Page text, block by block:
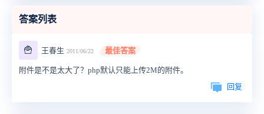
答案列表
🍟 王春生 2011/06/22 最佳答案
附件是不是太大了？php默认只能上传2M的附件。
回复